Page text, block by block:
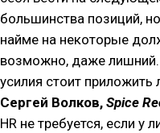
большинства позиций,
найме на некоторые
возможно, даже лишний.
усилия стоит приложить
Сергей Волков, Spice
HR не требуется, если у